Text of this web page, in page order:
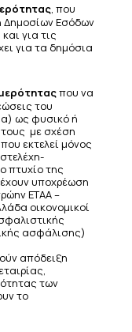
, που
Δημοσίων Εσόδων
για τις
για τα δημόσια
που να
του
ως φυσικό ή
με σχέση
εκτελεί μόνος
πτυχίο της
υποχρέωση
ΕΤΑΑ –
οικονομικοί
ασφάλισης)
απόδειξη
των
το